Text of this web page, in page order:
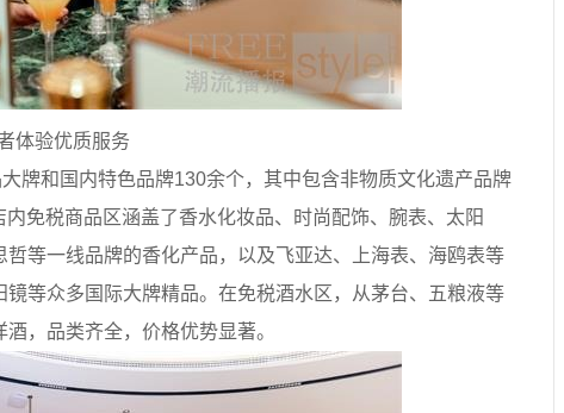
体验优质服务
牌和国内特色品牌130余个，其中包含非物质文化遗产品牌
免税商品区涵盖了香水化妆品、时尚配饰、腕表、太阳
等一线品牌的香化产品，以及飞亚达、上海表、海鸥表等
等众多国际大牌精品。在免税酒水区，从茅台、五粮液等
，品类齐全，价格优势显著。